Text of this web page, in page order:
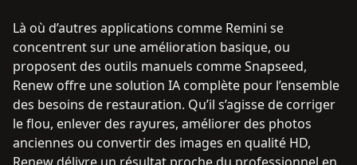
Là où d’autres applications comme Remini se
concentrent sur une amélioration basique, ou
proposent des outils manuels comme Snapseed,
Renew offre une solution IA complète pour l’ensemble
des besoins de restauration. Qu’il s’agisse de corriger
le flou, enlever des rayures, améliorer des photos
anciennes ou convertir des images en qualité HD,